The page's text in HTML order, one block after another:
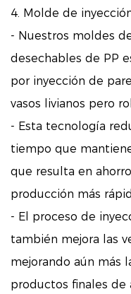
4. Molde de
- Nuestros moldes
desechables de PP
por inyección de
vasos livianos pero
- Esta tecnología
tiempo que
que resulta en
producción más
- El proceso de
también mejora las
mejorando aún más
productos finales de